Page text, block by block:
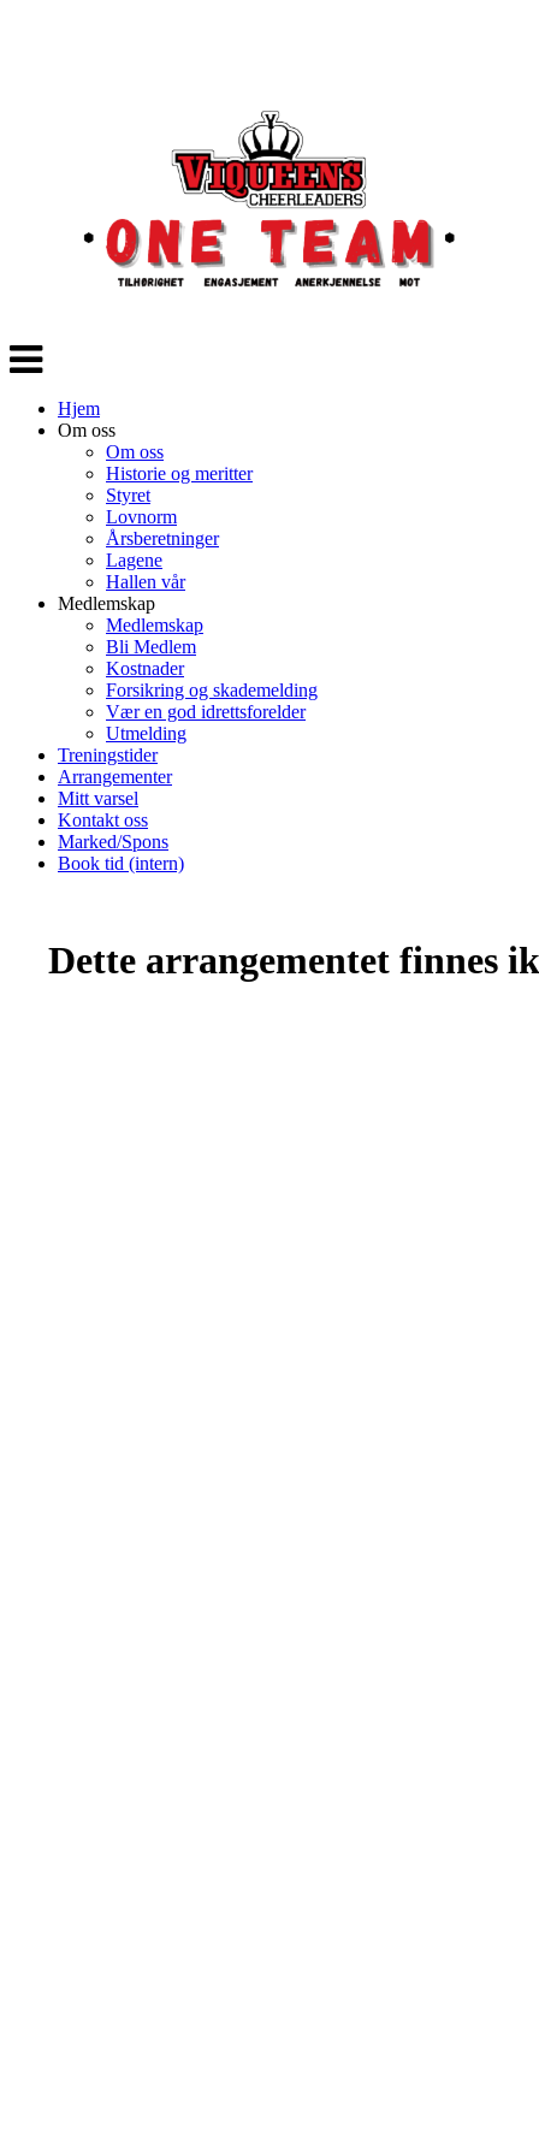
Veksle
navigasjon
Hjem
Om oss
Om oss
Historie og meritter
Styret
Lovnorm
Årsberetninger
Lagene
Hallen vår
Medlemskap
Medlemskap
Bli Medlem
Kostnader
Forsikring og skademelding
Vær en god idrettsforelder
Utmelding
Treningstider
Arrangementer
Mitt varsel
Kontakt oss
Marked/Spons
Book tid (intern)
Dette arrangementet finnes